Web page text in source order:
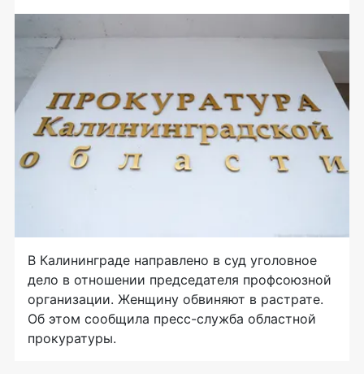
В Калининграде направлено в суд уголовное
дело в отношении председателя профсоюзной
организации. Женщину обвиняют в растрате.
Об этом сообщила пресс-служба областной
прокуратуры.